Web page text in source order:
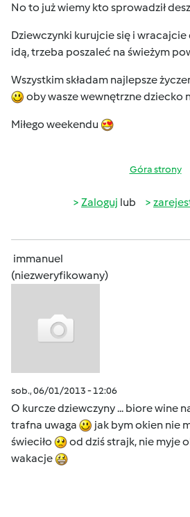
No to już wiemy kto sprowadził
Dziewczynki kurujcie się i
idą, trzeba poszaleć na świeżym
Wszystkim składam najlepsze
oby wasze wewnętrzne dziecko
Miłego weekendu
Góra strony
Zaloguj lub
immanuel
(niezweryfikowany)
sob., 06/01/2013 - 12:06
O kurcze dziewczyny ... biore wine
trafna uwaga
jak bym okien nie
świeciło
od dziś strajk, nie myje
wakacje